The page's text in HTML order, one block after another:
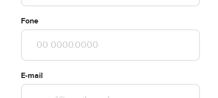
Fone
E-mail